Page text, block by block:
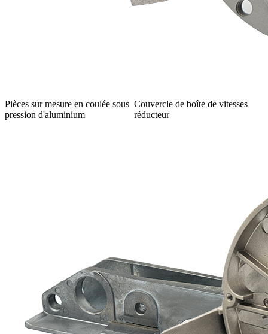
Pièces sur mesure en coulée sous
pression d'aluminium
Couvercle de boîte de vitesses
réducteur